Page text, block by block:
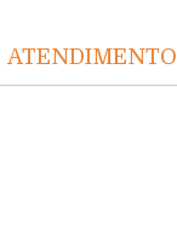
ATENDIMENTO